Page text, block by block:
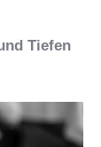
Tiefen